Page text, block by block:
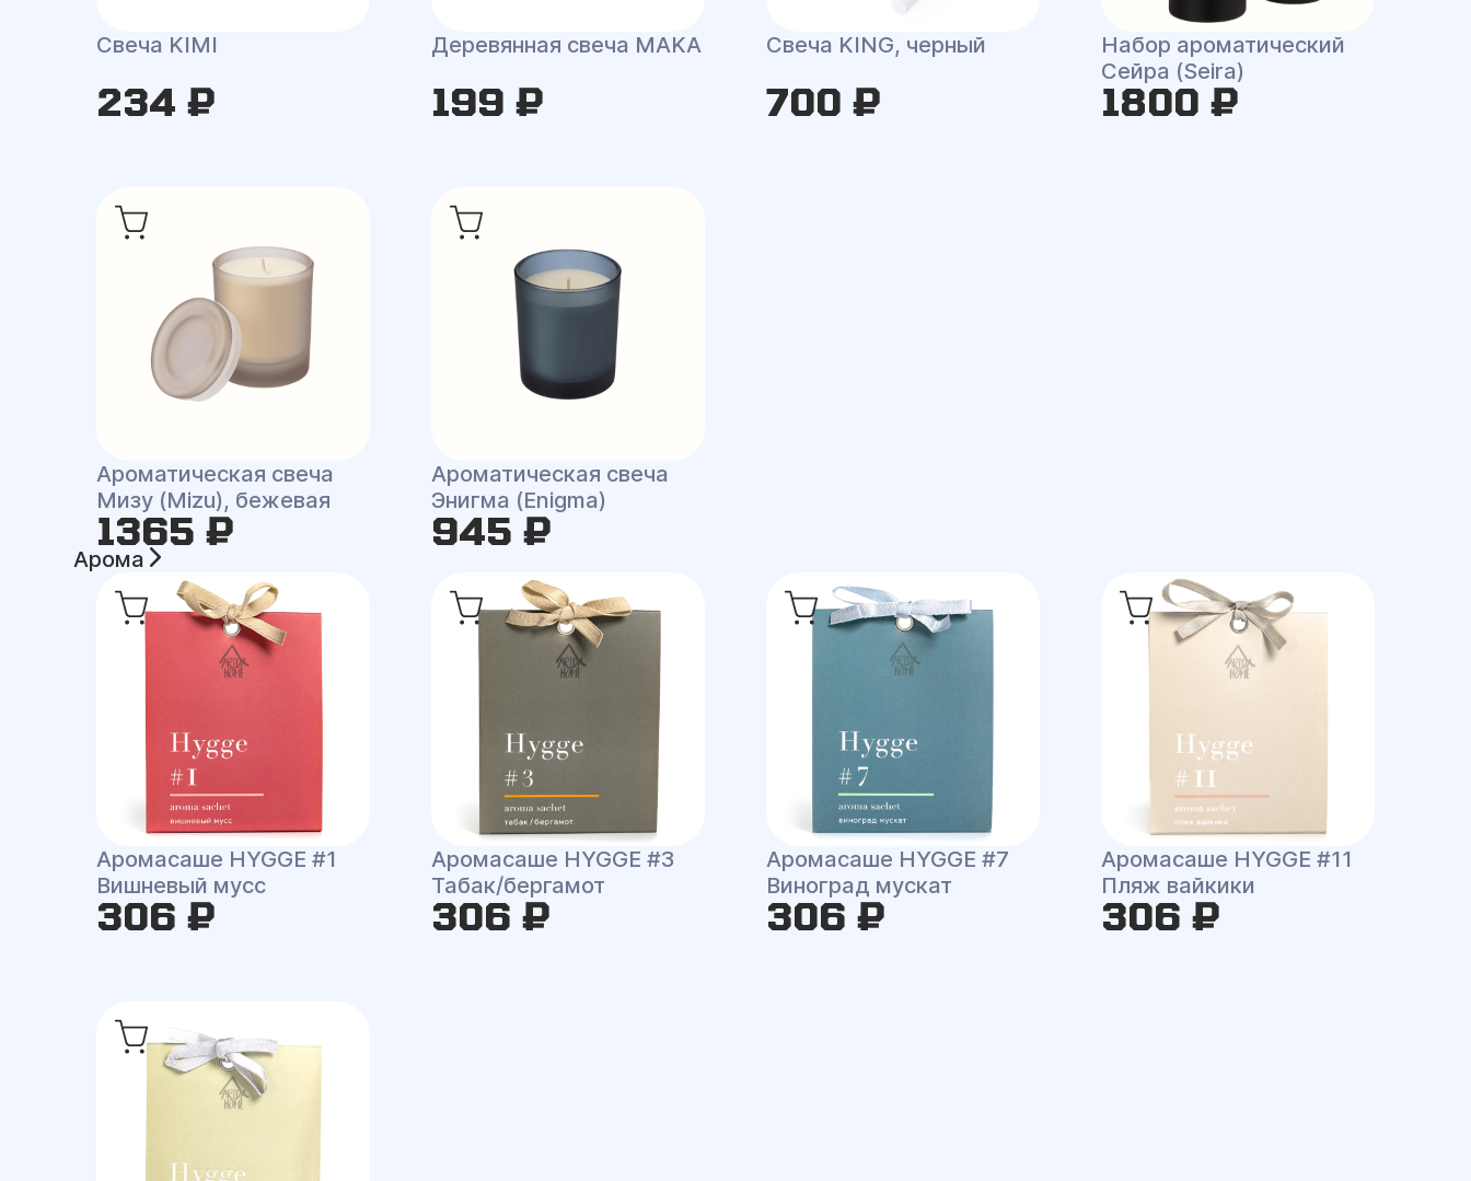
Свеча KIMI
234 ₽
Деревянная свеча MAKA
199 ₽
Свеча KING, черный
700 ₽
Набор ароматический
Сейра (Seira)
1800 ₽
Ароматическая свеча
Мизу (Mizu), бежевая
1365 ₽
Ароматическая свеча
Энигма (Enigma)
945 ₽
Арома
Аромасаше HYGGE #1
Вишневый мусс
306 ₽
Аромасаше HYGGE #3
Табак/бергамот
306 ₽
Аромасаше HYGGE #7
Виноград мускат
306 ₽
Аромасаше HYGGE #11
Пляж вайкики
306 ₽